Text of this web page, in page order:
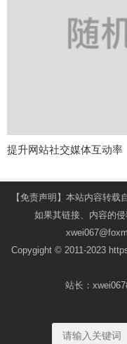
提升网站社交媒体互动率
【免责声明】本站内容转载
如果其链接、内容的
Copygight © 2011-2023
站长：